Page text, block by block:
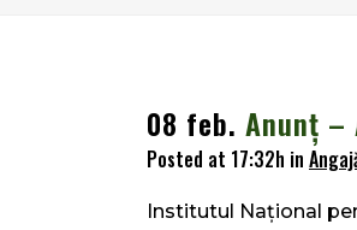
08 feb. Anunţ –
Posted at 17:32h in
Institutul Naţional